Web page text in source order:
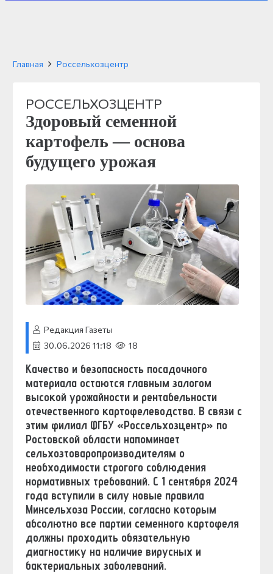
Главная Россельхозцентр
РОССЕЛЬХОЗЦЕНТР
Здоровый семенной
картофель — основа
будущего урожая
Редакция Газеты
30.06.2026 11:18
18
Качество и безопасность посадочного
материала остаются главным залогом
высокой урожайности и рентабельности
отечественного картофелеводства. В связи с
этим филиал ФГБУ «Россельхозцентр» по
Ростовской области напоминает
сельхозтоваропроизводителям о
необходимости строгого соблюдения
нормативных требований. С 1 сентября 2024
года вступили в силу новые правила
Минсельхоза России, согласно которым
абсолютно все партии семенного картофеля
должны проходить обязательную
диагностику на наличие вирусных и
бактериальных заболеваний.